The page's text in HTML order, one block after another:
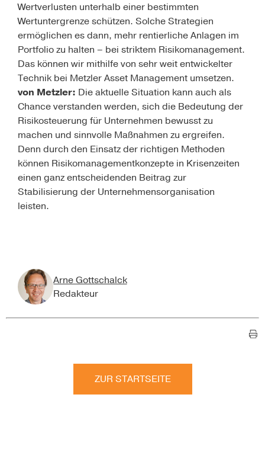
Wertverlusten unterhalb einer bestimmten
Wertuntergrenze schützen. Solche Strategien
ermöglichen es dann, mehr rentierliche Anlagen im
Portfolio zu halten – bei striktem Risikomanagement.
Das können wir mithilfe von sehr weit entwickelter
Technik bei Metzler Asset Management umsetzen.
von Metzler: Die aktuelle Situation kann auch als
Chance verstanden werden, sich die Bedeutung der
Risikosteuerung für Unternehmen bewusst zu
machen und sinnvolle Maßnahmen zu ergreifen.
Denn durch den Einsatz der richtigen Methoden
können Risikomanagementkon­zepte in Krisenzeiten
einen ganz entscheidenden Beitrag zur
Stabilisierung der Unternehmensorganisation
leisten.
Arne Gottschalck
Redakteur
ZUR STARTSEITE